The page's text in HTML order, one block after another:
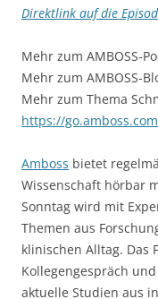
Themen aus
Kollegengespräch
aktuelle Studien aus
Fachjournalen – wie
besprochen.
Das Lernkarten- und
AmbossGmbH für die
Medizinstudierenden
Browser bzw. App (iOS
Weitere Infos zu